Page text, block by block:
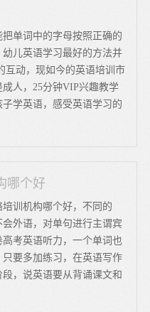
单词中的字母按照正确的
儿英语学习最好的方法并
互动，现如今的英语培训市
人，25分钟VIP兴趣教学
学英语，感受英语学习的
哪个好
训机构哪个好，不同的
外语，对单句进行主谓宾
考英语听力，一个单词也
要多加练习，在英语写作
，说英语要从背诵课文和